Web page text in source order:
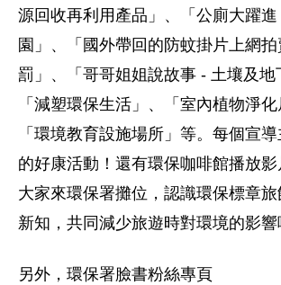
源回收再利用產品」、「公廁大躍
園」、「國外帶回的防蚊掛片上網
罰」、「哥哥姐姐說故事 - 土壤及地
「減塑環保生活」、「室內植物淨
「環境教育設施場所」等。每個宣
的好康活動！還有環保咖啡館播放
大家來環保署攤位，認識環保標章
新知，共同減少旅遊時對環境的影響
另外，環保署臉書粉絲專頁